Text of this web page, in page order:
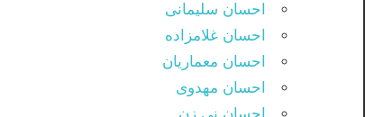
احسان سلیمانی
احسان غلامزاده
احسان معماریان
احسان مهدوی